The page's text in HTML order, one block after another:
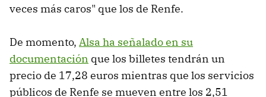
veces más caros" que los de Renfe.
De momento, Alsa ha señalado en su
documentación que los billetes tendrán un
precio de 17,28 euros mientras que los servicios
públicos de Renfe se mueven entre los 2,51